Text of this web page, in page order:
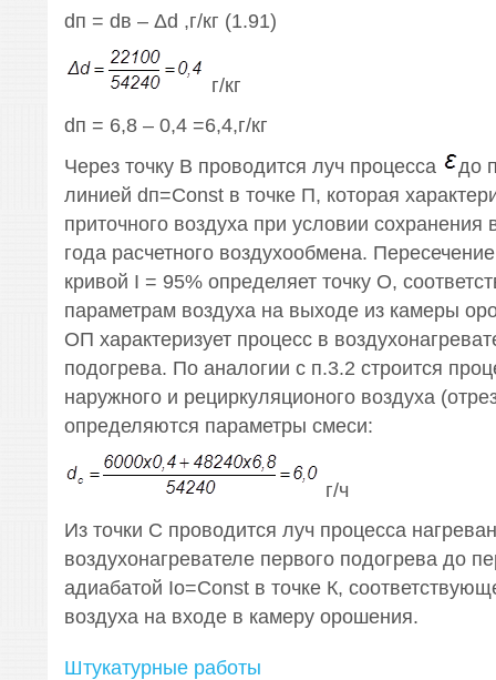
dп = dв – Δd ,г/кг (1.91)
г/кг
dп = 6,8 – 0,4 =6,4,г/кг
Через точку В проводится луч процесса
до
линией dп=Сonst в точке П, которая
приточного воздуха при условии
года расчетного воздухообмена.
кривой I = 95% определяет точку О,
параметрам воздуха на выходе из камеры
ОП характеризует процесс в
подогрева. По аналогии с п.3.2 строится
наружного и рециркуляционого воздуха
определяются параметры смеси:
г/ч
Из точки С проводится луч процесса
воздухонагревателе первого подогрева до
адиабатой Iо=Const в точке К,
воздуха на входе в камеру орошения.
Штукатурные работы